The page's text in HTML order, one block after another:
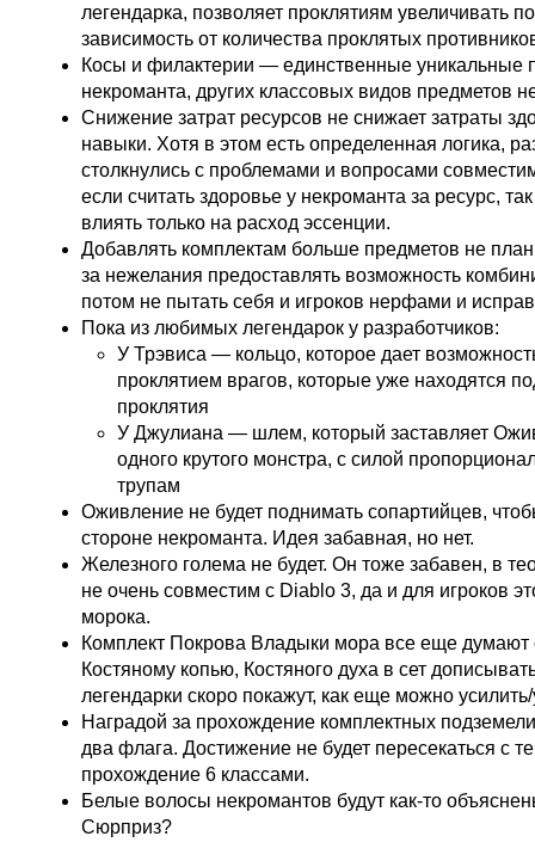
легендарка, позволяет проклятиям увеличивать
зависимость от количества проклятых
Косы и филактерии — единственные уникальные
некроманта, других классовых видов предметов
Снижение затрат ресурсов не снижает затраты
навыки. Хотя в этом есть определенная логика,
столкнулись с проблемами и вопросами
если считать здоровье у некроманта за ресурс,
влиять только на расход эссенции.
Добавлять комплектам больше предметов не
за нежелания предоставлять возможность
потом не пытать себя и игроков нерфами и
Пока из любимых легендарок у разработчиков:
У Трэвиса — кольцо, которое дает
проклятием врагов, которые уже находятся
проклятия
У Джулиана — шлем, который заставляет
одного крутого монстра, с силой
трупам
Оживление не будет поднимать сопартийцев,
стороне некроманта. Идея забавная, но нет.
Железного голема не будет. Он тоже забавен, в
не очень совместим с Diablo 3, да и для игроков
морока.
Комплект Покрова Владыки мора все еще думают
Костяному копью, Костяного духа в сет
легендарки скоро покажут, как еще можно
Наградой за прохождение комплектных
два флага. Достижение не будет пересекаться с
прохождение 6 классами.
Белые волосы некромантов будут как-то
Сюрприз?